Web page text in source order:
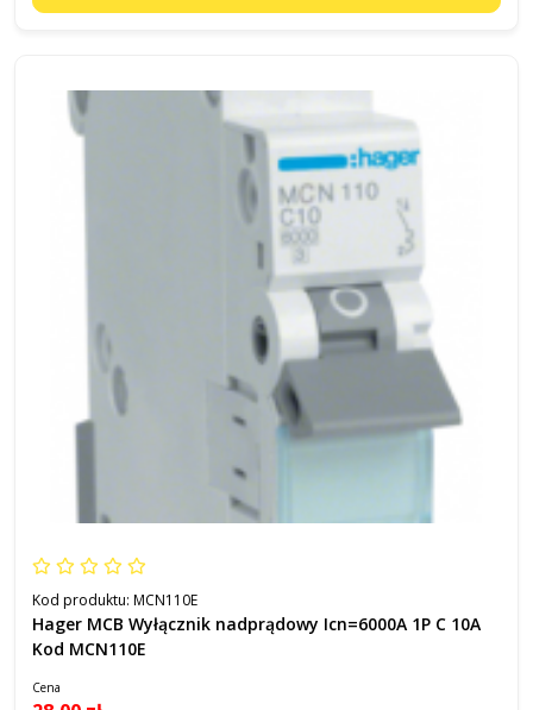
Kod produktu: MCN110E
Hager MCB Wyłącznik nadprądowy Icn=6000A 1P C 10A
Kod MCN110E
Cena